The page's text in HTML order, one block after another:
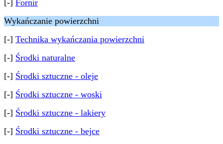
[-] Fornir
Wykańczanie powierzchni
[-] Technika wykańczania powierzchni
[-] Środki naturalne
[-] Środki sztuczne - oleje
[-] Środki sztuczne - woski
[-] Środki sztuczne - lakiery
[-] Środki sztuczne - bejce